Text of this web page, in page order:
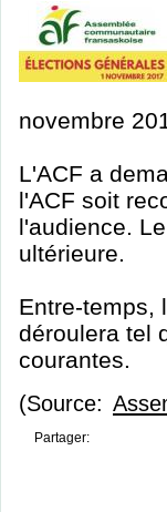
novembre
L'ACF a
l'ACF soit
l'audience.
ultérieure.
Entre-temps,
déroulera tel
courantes.
(Source:
Partager: